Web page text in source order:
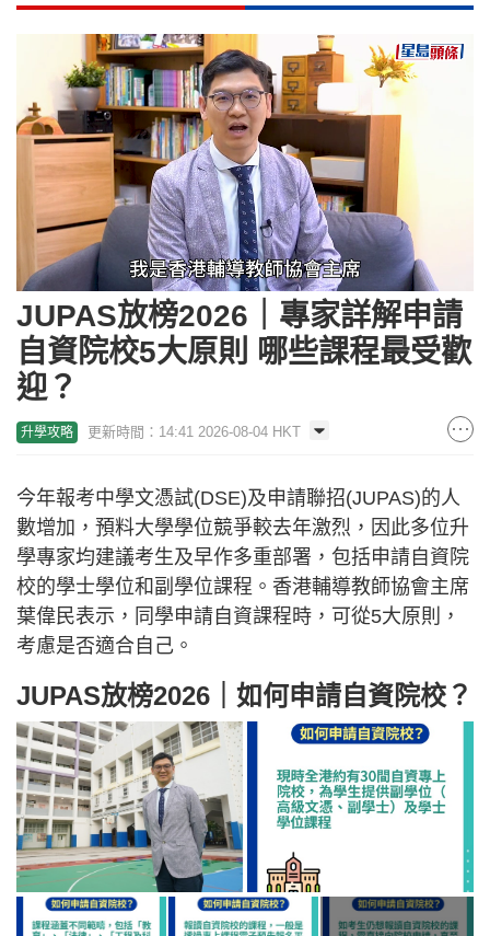
Loaded:
29.94%
JUPAS放榜2026｜專家詳解申請
自資院校5大原則 哪些課程最受歡
迎？
升學攻略 更新時間：14:41 2026-08-04 HKT
今年報考中學文憑試(DSE)及申請聯招(JUPAS)的人
數增加，預料大學學位競爭較去年激烈，因此多位升
學專家均建議考生及早作多重部署，包括申請自資院
校的學士學位和副學位課程。香港輔導教師協會主席
葉偉民表示，同學申請自資課程時，可從5大原則，
考慮是否適合自己。
JUPAS放榜2026｜如何申請自資院校？